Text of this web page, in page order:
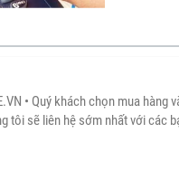
• Quý khách chọn mua
sẽ liên hệ sớm nhất với các